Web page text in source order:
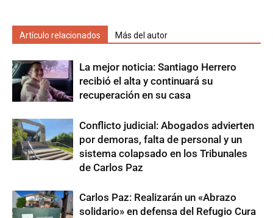
Artículo relacionados Más del autor
La mejor noticia: Santiago Herrero
recibió el alta y continuará su
recuperación en su casa
Conflicto judicial: Abogados advierten
por demoras, falta de personal y un
sistema colapsado en los Tribunales
de Carlos Paz
Carlos Paz: Realizarán un «Abrazo
solidario» en defensa del Refugio Cura